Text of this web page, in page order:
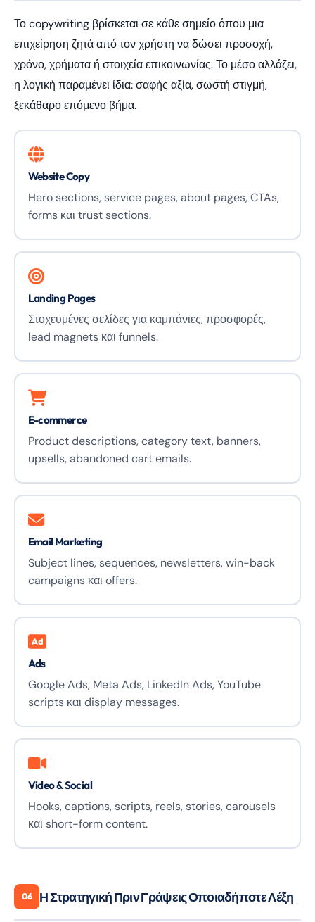
Το copywriting βρίσκεται σε κάθε σημείο όπου μια
επιχείρηση ζητά από τον χρήστη να δώσει προσοχή,
χρόνο, χρήματα ή στοιχεία επικοινωνίας. Το μέσο αλλάζει,
η λογική παραμένει ίδια: σαφής αξία, σωστή στιγμή,
ξεκάθαρο επόμενο βήμα.
Website Copy
Hero sections, service pages, about pages, CTAs,
forms και trust sections.
Landing Pages
Στοχευμένες σελίδες για καμπάνιες, προσφορές,
lead magnets και funnels.
E-commerce
Product descriptions, category text, banners,
upsells, abandoned cart emails.
Email Marketing
Subject lines, sequences, newsletters, win-back
campaigns και offers.
Ads
Google Ads, Meta Ads, LinkedIn Ads, YouTube
scripts και display messages.
Video & Social
Hooks, captions, scripts, reels, stories, carousels
και short-form content.
06 Η Στρατηγική Πριν Γράψεις Οποιαδήποτε Λέξη